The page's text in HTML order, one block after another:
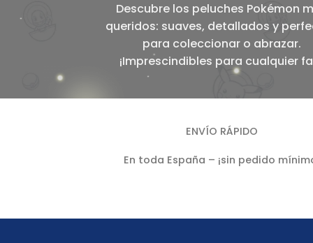
Descubre los peluches Pokémon
queridos: suaves, detallados y
para coleccionar o abrazar.
¡Imprescindibles para cualquier
ENVÍO RÁPIDO
En toda España – ¡sin pedido